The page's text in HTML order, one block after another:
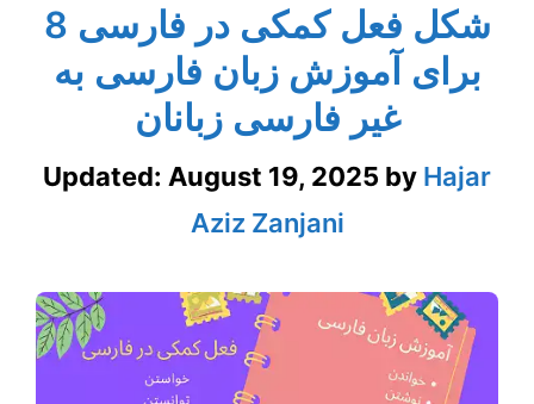
8 شکل فعل کمکی در فارسی
برای آموزش زبان فارسی به
غیر فارسی زبانان
Updated: August 19, 2025 by Hajar
Aziz Zanjani